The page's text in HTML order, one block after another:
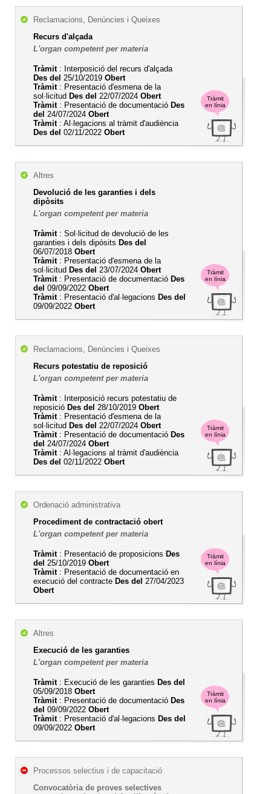
Tràmit
en línia
Reclamacions, Denúncies i Queixes
Recurs d'alçada
L'organ competent per materia
Tràmit: Interposició del recurs d'alçada
Des del 25/10/2019 Obert
Tràmit: Presentació d'esmena de la
sol·licitud Des del 22/07/2024 Obert
Tràmit: Presentació de documentació Des
del 24/07/2024 Obert
Tràmit: Al·legacions al tràmit d'audiència
Des del 02/11/2022 Obert
Tràmit
en línia
Altres
Devolució de les garanties i dels
dipòsits
L'organ competent per materia
Tràmit: Sol·licitud de devolució de les
garanties i dels dipòsits Des del
06/07/2018 Obert
Tràmit: Presentació d'esmena de la
sol·licitud Des del 23/07/2024 Obert
Tràmit: Presentació de documentació Des
del 09/09/2022 Obert
Tràmit: Presentació d'al·legacions Des del
09/09/2022 Obert
Tràmit
en línia
Reclamacions, Denúncies i Queixes
Recurs potestatiu de reposició
L'organ competent per materia
Tràmit: Interposició recurs potestatiu de
reposició Des del 28/10/2019 Obert
Tràmit: Presentació d'esmena de la
sol·licitud Des del 22/07/2024 Obert
Tràmit: Presentació de documentació Des
del 24/07/2024 Obert
Tràmit: Al·legacions al tràmit d'audiència
Des del 02/11/2022 Obert
Tràmit
en línia
Ordenació administrativa
Procediment de contractació obert
L'organ competent per materia
Tràmit: Presentació de proposicions Des
del 25/10/2019 Obert
Tràmit: Presentació de documentació en
execució del contracte Des del 27/04/2023
Obert
Tràmit
en línia
Altres
Execució de les garanties
L'organ competent per materia
Tràmit: Execució de les garanties Des del
05/09/2018 Obert
Tràmit: Presentació de documentació Des
del 09/09/2022 Obert
Tràmit: Presentació d'al·legacions Des del
09/09/2022 Obert
Processos selectius i de capacitació
Convocatòria de proves selectives